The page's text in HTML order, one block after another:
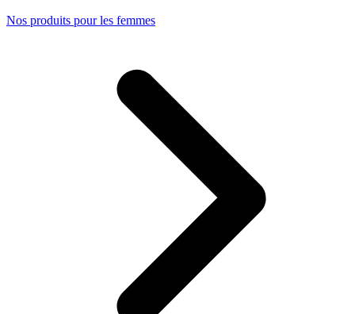
Nos produits pour les femmes